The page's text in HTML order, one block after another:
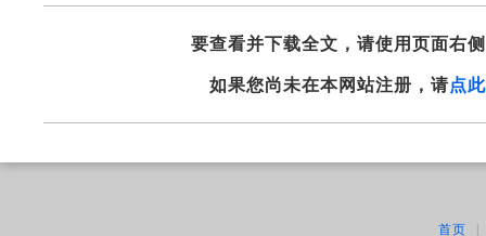
要查看并下载全文，请使用页面右
如果您尚未在本网站注册，请点
首页